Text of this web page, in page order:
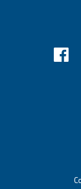
Enlace